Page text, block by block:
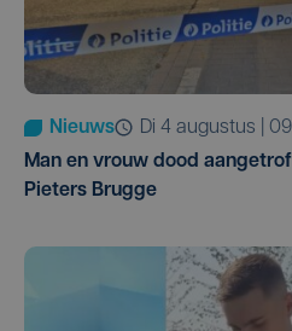
Nieuws
di 4 augustus |
Man en vrouw dood
Pieters Brugge